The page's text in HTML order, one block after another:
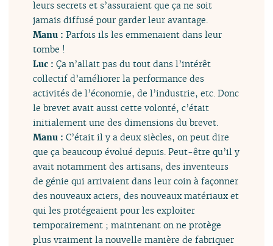
leurs secrets et s’assuraient que ça ne soit
jamais diffusé pour garder leur avantage.
Manu :Parfois ils les emmenaient dans leur
tombe !
Luc :Ça n’allait pas du tout dans l’intérêt
collectif d’améliorer la performance des
activités de l’économie, de l’industrie, etc. Donc
le brevet avait aussi cette volonté, c’était
initialement une des dimensions du brevet.
Manu :C’était il y a deux siècles, on peut dire
que ça beaucoup évolué depuis. Peut-être qu’il y
avait notamment des artisans, des inventeurs
de génie qui arrivaient dans leur coin à façonner
des nouveaux aciers, des nouveaux matériaux et
qui les protégeaient pour les exploiter
temporairement ; maintenant on ne protège
plus vraiment la nouvelle manière de fabriquer